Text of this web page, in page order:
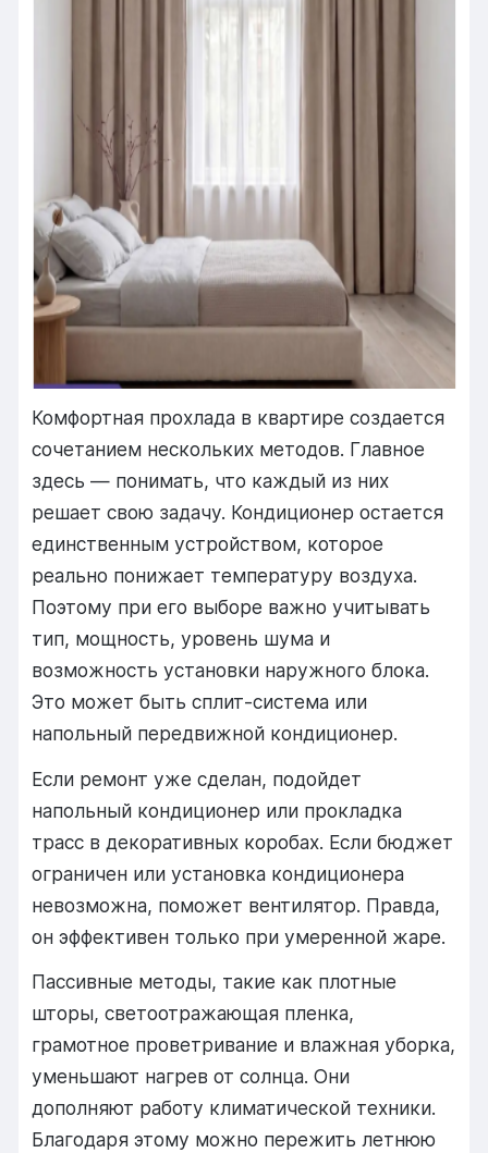
Комфортная прохлада в квартире создается
сочетанием нескольких методов. Главное
здесь — понимать, что каждый из них
решает свою задачу. Кондиционер остается
единственным устройством, которое
реально понижает температуру воздуха.
Поэтому при его выборе важно учитывать
тип, мощность, уровень шума и
возможность установки наружного блока.
Это может быть сплит-система или
напольный передвижной кондиционер.
Если ремонт уже сделан, подойдет
напольный кондиционер или прокладка
трасс в декоративных коробах. Если бюджет
ограничен или установка кондиционера
невозможна, поможет вентилятор. Правда,
он эффективен только при умеренной жаре.
Пассивные методы, такие как плотные
шторы, светоотражающая пленка,
грамотное проветривание и влажная уборка,
уменьшают нагрев от солнца. Они
дополняют работу климатической техники.
Благодаря этому можно пережить летнюю